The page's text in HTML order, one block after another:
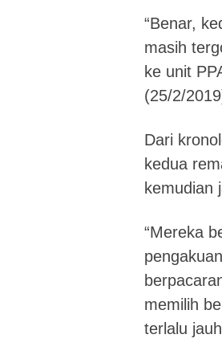
“Benar,
masih
ke unit
(25/2/
Dari
kedua
kemudian
“Mereka
memilih
terlalu